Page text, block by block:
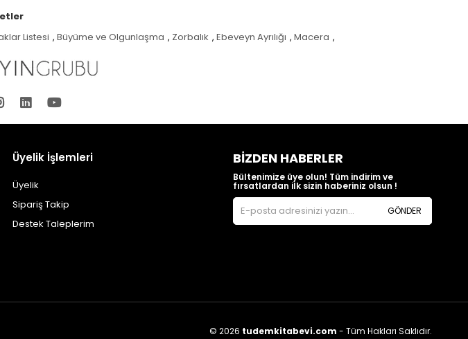
Listesi , Büyüme ve Olgunlaşma , Zorbalık , Ebeveyn Ayrılığı , Macera ,
Üyelik İşlemleri
Üyelik
Sipariş Takip
Destek Taleplerim
BIZDEN HABERLER
Bültenimize üye olun! Tüm indirim ve
fırsatlardan ilk sizin haberiniz olsun !
GÖNDER
© 2026 tudemkitabevi.com - Tüm Hakları Saklıdır.